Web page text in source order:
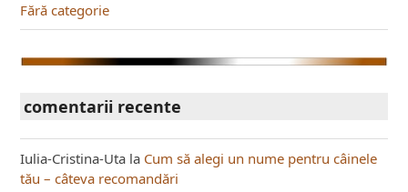
Fără categorie
comentarii recente
Iulia-Cristina-Uta la Cum să alegi un nume pentru câinele
tău – câteva recomandări